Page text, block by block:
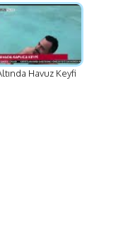
Havuz Keyfi